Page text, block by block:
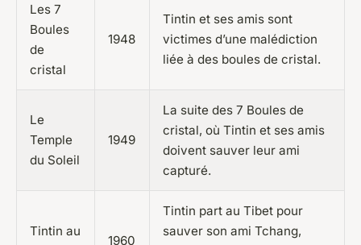
Les 7
Boules
de
cristal
1948
Tintin et ses amis sont
victimes d’une malédiction
liée à des boules de cristal.
Le
Temple
du Soleil
1949
La suite des 7 Boules de
cristal, où Tintin et ses amis
doivent sauver leur ami
capturé.
Tintin au
1960
Tintin part au Tibet pour
sauver son ami Tchang,